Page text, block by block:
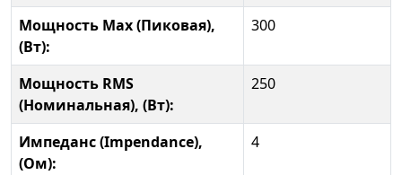
Мощность Max (Пиковая),
(Вт):
300
Мощность RMS
(Номинальная), (Вт):
250
Импеданс (Impendance),
(Ом):
4